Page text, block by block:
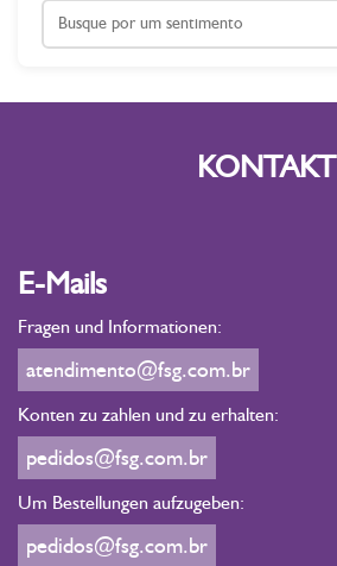
KONTAKT
E-Mails
Fragen und Informationen:
atendimento@fsg.com.br
Konten zu zahlen und zu erhalten:
pedidos@fsg.com.br
Um Bestellungen aufzugeben:
pedidos@fsg.com.br